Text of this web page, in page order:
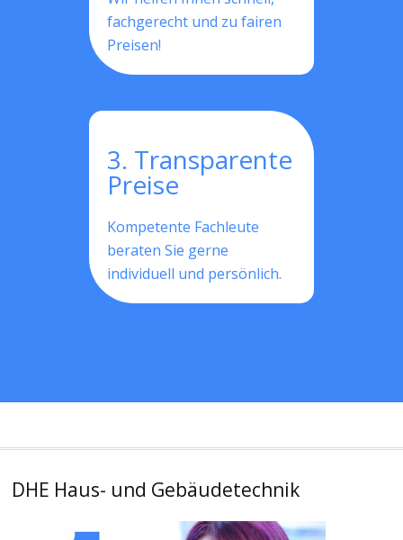
fachgerecht und zu fairen
Preisen!
3. Transparente
Preise
Kompetente Fachleute
beraten Sie gerne
individuell und persönlich.
DHE Haus- und Gebäudetechnik